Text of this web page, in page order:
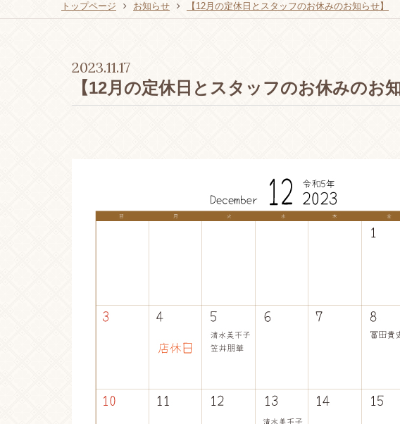
トップページ お知らせ 【12月の定休日とスタッフのお休みのお知らせ】
【12月の定休日とスタッフのお休みのお知
2023.11.17